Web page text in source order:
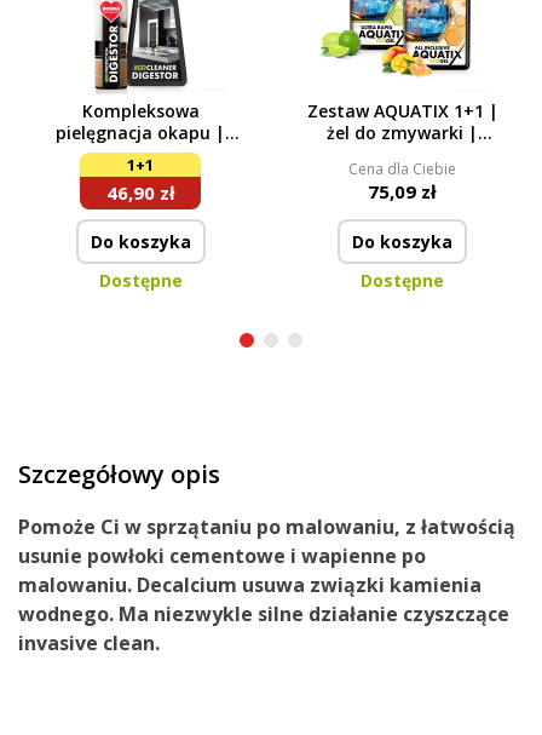
Kompleksowa
pielęgnacja okapu |
Środek czyszczący +
spray impregnujący |
500 ml + 200 ml
1+1
46,90 zł
Do koszyka
Dostępne
Zestaw AQUATIX 1+1 |
żel do zmywarki |
INCLUSIVE | 115 myć
Cena dla Ciebie
75,09 zł
Do koszyka
Dostępne
Szczegółowy opis
Pomoże Ci w sprzątaniu po malowaniu, z łatwością
usunie powłoki cementowe i wapienne po
malowaniu. Decalcium usuwa związki kamienia
wodnego. Ma niezwykle silne działanie czyszczące
invasive clean.